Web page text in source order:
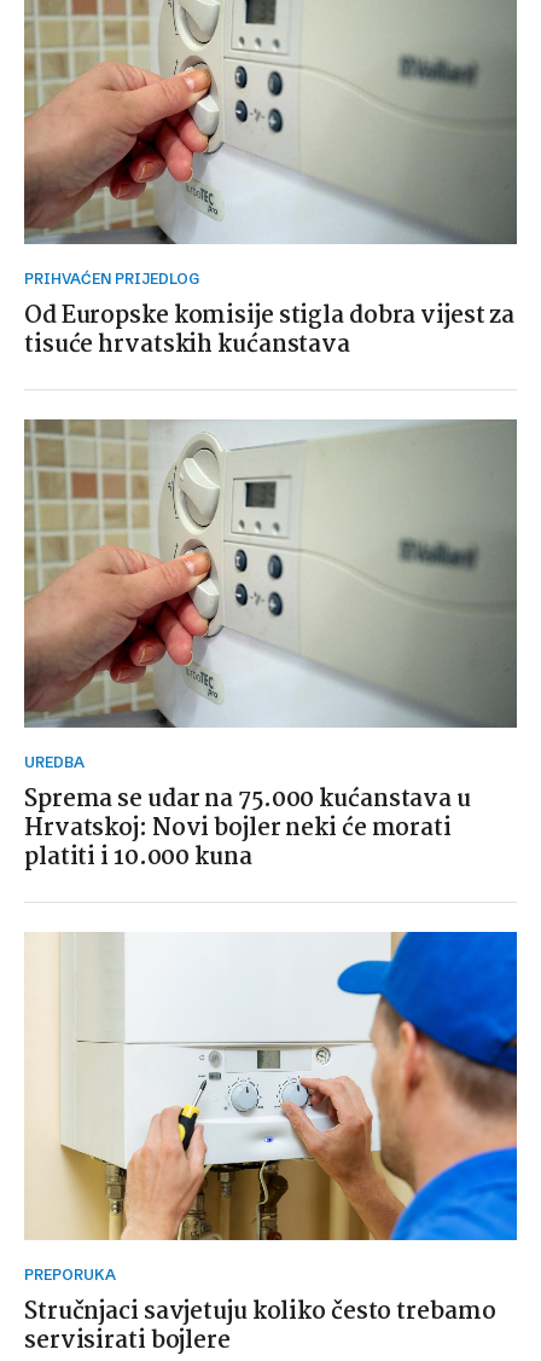
PRIHVAĆEN PRIJEDLOG
Od Europske komisije stigla dobra vijest za
tisuće hrvatskih kućanstava
UREDBA
Sprema se udar na 75.000 kućanstava u
Hrvatskoj: Novi bojler neki će morati
platiti i 10.000 kuna
PREPORUKA
Stručnjaci savjetuju koliko često trebamo
servisirati bojlere